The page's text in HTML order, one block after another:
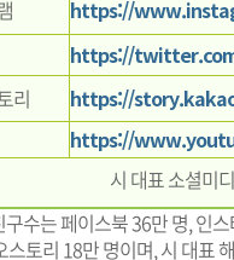
https://
https://
리
https://
https://
시 대표 소셜미
수는 페이스북 36만 명, 인
토리 18만 명이며, 시 대표